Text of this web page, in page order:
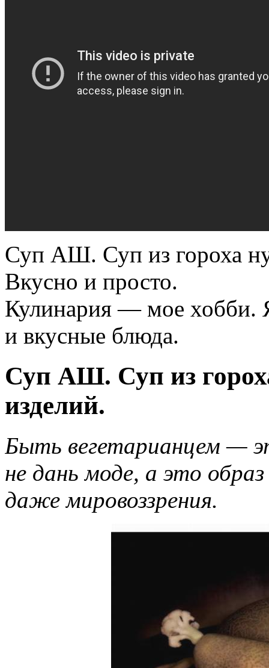
Суп АШ. Суп из гороха
Вкусно и просто.
Кулинария — мое хобби.
и вкусные блюда.
Суп АШ. Суп из
изделий.
Быть вегетарианцем —
не дань моде, а это
даже мировоззрения.